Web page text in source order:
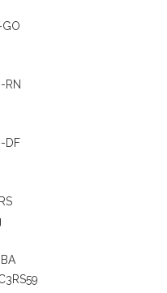
DF